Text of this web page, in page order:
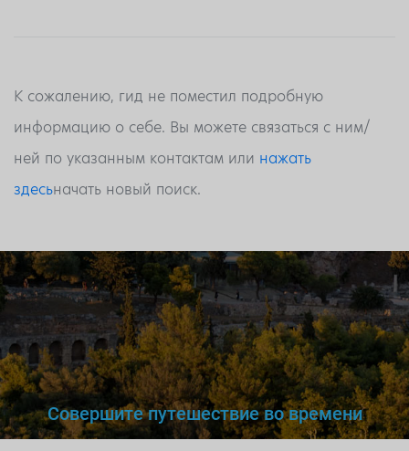
К сожалению, гид не поместил подробную
информацию о себе. Вы можете связаться с ним/
ней по указанным контактам или нажать
здесьначать новый поиск.
Совершите путешествие во времени